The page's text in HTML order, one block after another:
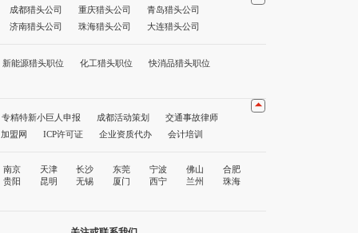
成都猎头公司 重庆猎头公司
青岛猎头公司
济南猎头公司 珠海猎头公司
大连猎头公司
头公司前十名 重庆猎头公司前十名
深圳猎头公司前十名
新能源猎头职位 化工猎头职位
快消品猎头职位
专精特新小巨人申报 成都活动策划
交通事故律师
盟网 ICP许可证 企业资质代办
会计培训
南京 天津 长沙 东莞 宁波 佛山
合肥
贵阳 昆明 无锡 厦门 西宁 兰州
珠海